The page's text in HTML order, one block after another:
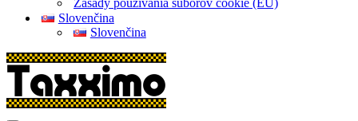
Zásady používania súborov cookie (EÚ)
Slovenčina
Slovenčina